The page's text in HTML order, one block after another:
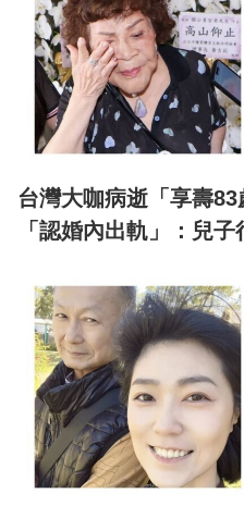
台灣大咖病逝「享壽
「認婚內出軌」：兒